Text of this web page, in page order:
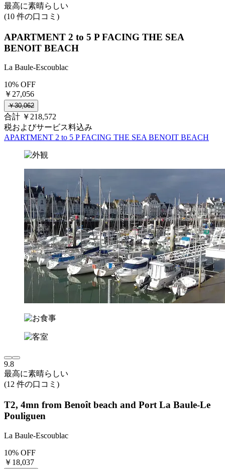
最高に素晴らしい
(10 件の口コミ)
APARTMENT 2 to 5 P FACING THE SEA
BENOIT BEACH
La Baule-Escoublac
10% OFF
￥27,056
￥30,062
合計 ￥218,572
税およびサービス料込み
APARTMENT 2 to 5 P FACING THE SEA BENOIT BEACH
9.8
最高に素晴らしい
(12 件の口コミ)
T2, 4mn from Benoît beach and Port La Baule-Le
Pouliguen
La Baule-Escoublac
10% OFF
￥18,037